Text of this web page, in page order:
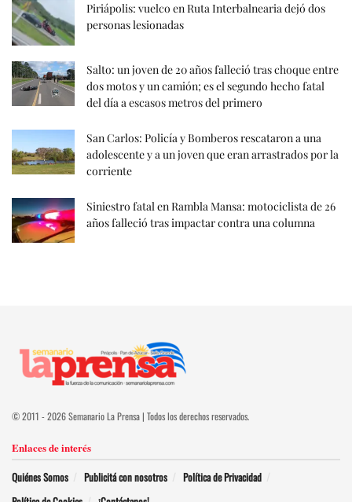
Piriápolis: vuelco en Ruta Interbalnearia dejó dos
personas lesionadas
Salto: un joven de 20 años falleció tras choque entre
dos motos y un camión; es el segundo hecho fatal
del día a escasos metros del primero
San Carlos: Policía y Bomberos rescataron a una
adolescente y a un joven que eran arrastrados por la
corriente
Siniestro fatal en Rambla Mansa: motociclista de 26
años falleció tras impactar contra una columna
© 2011 - 2026 Semanario La Prensa | Todos los derechos reservados.
Enlaces de interés
Quiénes Somos Publicitá con nosotros
Política de Privacidad